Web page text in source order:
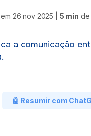
26 nov 2025 5 min de
a comunicação
🤖 Resumir com